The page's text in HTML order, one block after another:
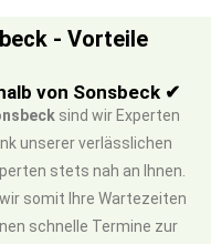
- Vorteile
von Sonsbeck ✔
sind wir Experten
unserer verlässlichen
stets nah an Ihnen.
somit Ihre Wartezeiten
schnelle Termine zur